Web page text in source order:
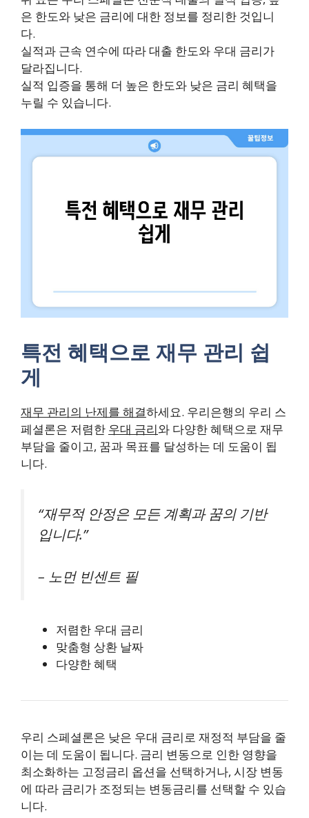
은 한도와 낮은 금리에 대한 정보를 정리한 것입니
다.
실적과 근속 연수에 따라 대출 한도와 우대 금리가
달라집니다.
실적 입증을 통해 더 높은 한도와 낮은 금리 혜택을
누릴 수 있습니다.
특전 혜택으로 재무 관리 쉽
게
재무 관리의 난제를 해결하세요. 우리은행의 우리 스
페셜론은 저렴한 우대 금리와 다양한 혜택으로 재무
부담을 줄이고, 꿈과 목표를 달성하는 데 도움이 됩
니다.
“재무적 안정은 모든 계획과 꿈의 기반
입니다.”
– 노먼 빈센트 필
저렴한 우대 금리
맞춤형 상환 날짜
다양한 혜택
우리 스페셜론은 낮은 우대 금리로 재정적 부담을 줄
이는 데 도움이 됩니다. 금리 변동으로 인한 영향을
최소화하는 고정금리 옵션을 선택하거나, 시장 변동
에 따라 금리가 조정되는 변동금리를 선택할 수 있습
니다.